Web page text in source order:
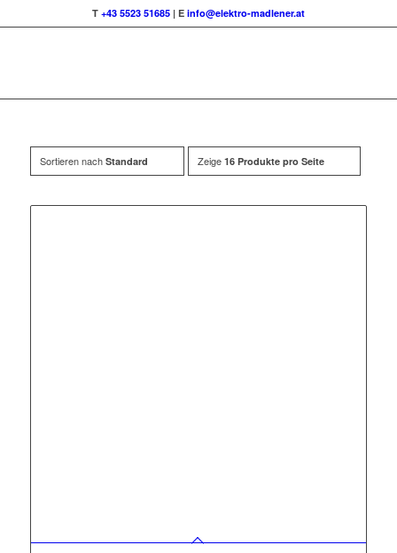
T +43 5523 51685| E info@elektro-madlener.at
Sortieren nach Standard Zeige 16 Produkte pro Seite